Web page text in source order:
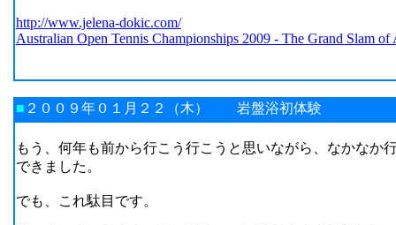
http://www.jelena-dokic.com/
Australian Open Tennis Championships 2009 - The Grand Slam
■ ２００９年０１月２２（木） 岩盤浴初体験
もう、何年も前から行こう行こうと思いながら、なかなか
できました。
でも、これ駄目です。